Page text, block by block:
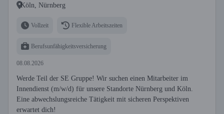
Köln, Nürnberg
Vollzeit Flexible Arbeitszeiten
Berufsunfähigkeitsversicherung
08.08.2026
Werde Teil der SE Gruppe! Wir suchen einen Mitarbeiter im
Innendienst (m/w/d) für unsere Standorte Nürnberg und Köln.
Eine abwechslungsreiche Tätigkeit mit sicheren Perspektiven
erwartet dich!